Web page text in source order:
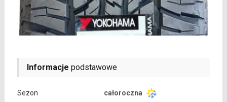
Informacje podstawowe
Sezon
całoroczna